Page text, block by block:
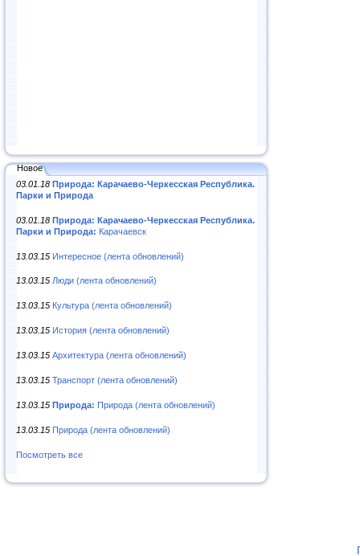
Новое
03.01.18 Природа: Карачаево-Черкесская Республика.
Парки и Природа
03.01.18 Природа: Карачаево-Черкесская Республика.
Парки и Природа: Карачаевск
13.03.15 Интересное (лента обновлений)
13.03.15 Люди (лента обновлений)
13.03.15 Культура (лента обновлений)
13.03.15 История (лента обновлений)
13.03.15 Архитектура (лента обновлений)
13.03.15 Транспорт (лента обновлений)
13.03.15 Природа: Природа (лента обновлений)
13.03.15 Природа (лента обновлений)
Посмотреть все